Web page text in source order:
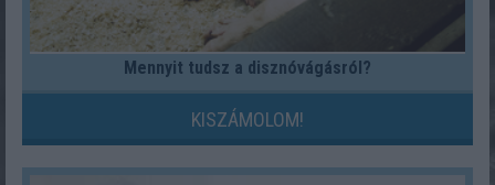
Mennyit tudsz a disznóvágásról?
KISZÁMOLOM!